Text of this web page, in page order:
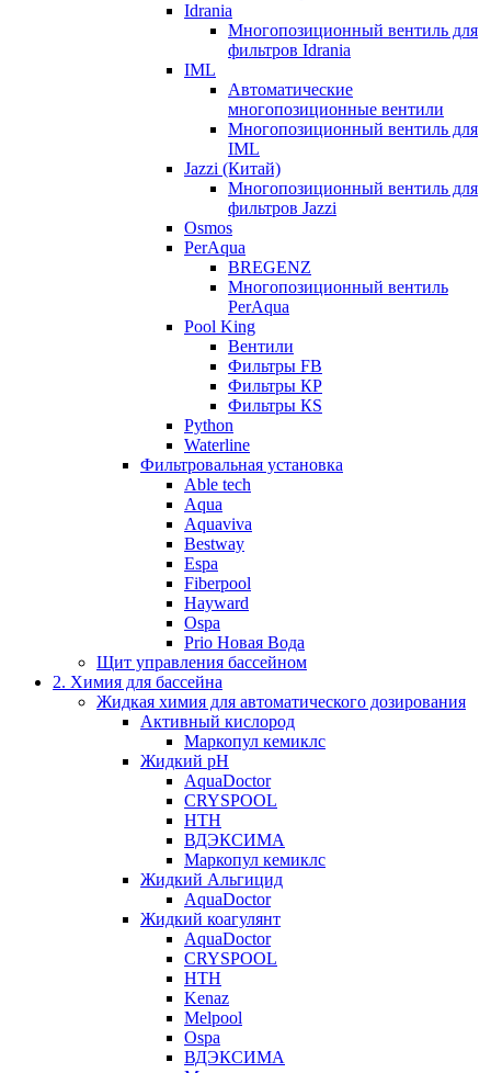
Idrania
Многопозиционный вентиль для
фильтров Idrania
IML
Автоматические
многопозиционные вентили
Многопозиционный вентиль для
IML
Jazzi (Китай)
Многопозиционный вентиль для
фильтров Jazzi
Osmos
PerAqua
BREGENZ
Многопозиционный вентиль
PerAqua
Pool King
Вентили
Фильтры FB
Фильтры КP
Фильтры КS
Python
Waterline
Фильтровальная установка
Able tech
Aqua
Aquaviva
Bestway
Espa
Fiberpool
Hayward
Ospa
Prio Новая Вода
Щит управления бассейном
2. Химия для бассейна
Жидкая химия для автоматического дозирования
Активный кислород
Маркопул кемиклс
Жидкий pH
AquaDoctor
CRYSPOOL
HTH
ВДЭКСИМА
Маркопул кемиклс
Жидкий Альгицид
AquaDoctor
Жидкий коагулянт
AquaDoctor
CRYSPOOL
HTH
Kenaz
Melpool
Ospa
ВДЭКСИМА